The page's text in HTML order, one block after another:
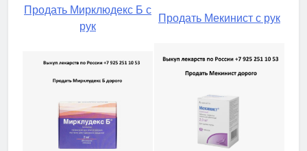
Продать Мирклюдекс Б с
рук
Продать Мекинист с рук